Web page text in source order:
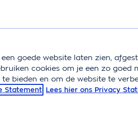
Wijzigen 18jaar
je eigen
goede website laten zien,
cookies om je een zo goed
bieden en om de website te
Statement Lees hier ons Privacy